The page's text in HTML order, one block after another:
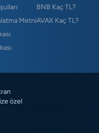
Metni
BNB Kaç TL?
AVAX Kaç TL?
özel